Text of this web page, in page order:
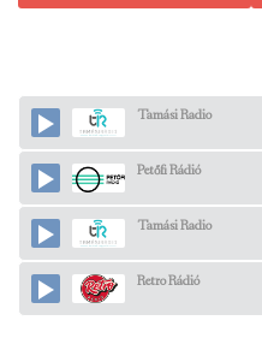
Tamási Radio
Petőfi Rádió
Tamási Radio
Retro Rádió